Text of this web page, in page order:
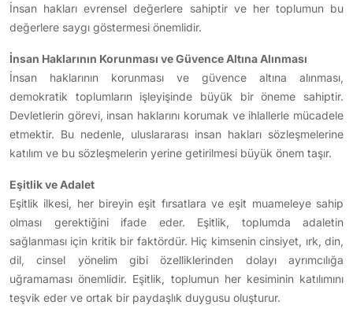
İnsan hakları evrensel değerlere sahiptir ve her toplumun bu
değerlere saygı göstermesi önemlidir.
İnsan Haklarının Korunması ve Güvence Altına Alınması
İnsan haklarının korunması ve güvence altına alınması,
demokratik toplumların işleyişinde büyük bir öneme sahiptir.
Devletlerin görevi, insan haklarını korumak ve ihlallerle mücadele
etmektir. Bu nedenle, uluslararası insan hakları sözleşmelerine
katılım ve bu sözleşmelerin yerine getirilmesi büyük önem taşır.
Eşitlik ve Adalet
Eşitlik ilkesi, her bireyin eşit fırsatlara ve eşit muameleye sahip
olması gerektiğini ifade eder. Eşitlik, toplumda adaletin
sağlanması için kritik bir faktördür. Hiç kimsenin cinsiyet, ırk, din,
dil, cinsel yönelim gibi özelliklerinden dolayı ayrımcılığa
uğramaması önemlidir. Eşitlik, toplumun her kesiminin katılımını
teşvik eder ve ortak bir paydaşlık duygusu oluşturur.